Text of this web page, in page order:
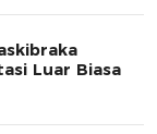
Luar Biasa